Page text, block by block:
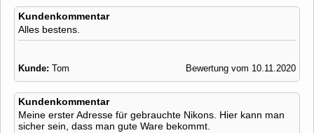
Kundenkommentar
Alles bestens.
Kunde: Tom Bewertung vom 10.11.2020
Kundenkommentar
Meine erster Adresse für gebrauchte Nikons. Hier kann man
sicher sein, dass man gute Ware bekommt.